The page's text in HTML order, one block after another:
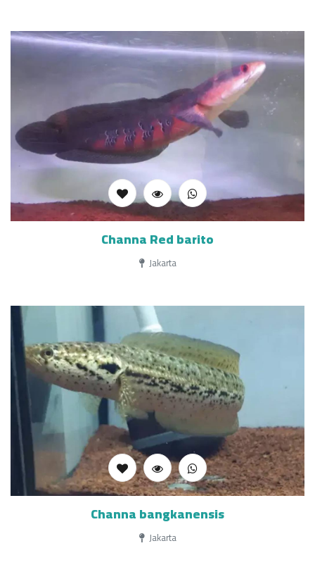
Channa Red barito
Jakarta
Channa bangkanensis
Jakarta